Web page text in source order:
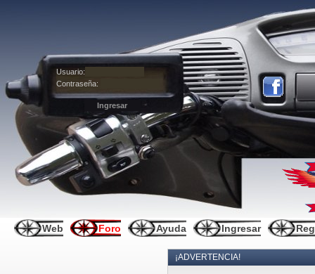
Usuario:
Contraseña:
Web Foro Ayuda Ingresar
¡ADVERTENCIA!